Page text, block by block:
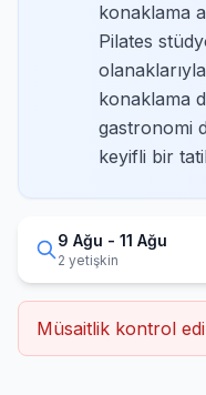
konaklama
Pilates
konaklama
gastronomi
keyifli bir
9 Ağu - 11 Ağu
2 yetişkin
Müsaitlik kontrol